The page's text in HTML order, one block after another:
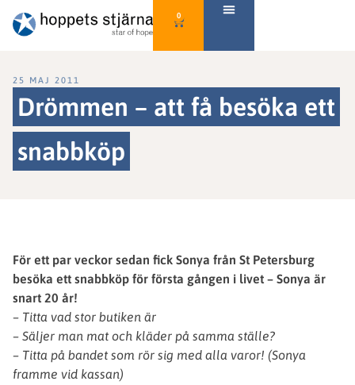
0
25 MAJ 2011
Drömmen – att få besöka ett
snabbköp
För ett par veckor sedan fick Sonya från St Petersburg
besöka ett snabbköp för första gången i livet – Sonya är
snart 20 år!
– Titta vad stor butiken är
– Säljer man mat och kläder på samma ställe?
– Titta på bandet som rör sig med alla varor! (Sonya
framme vid kassan)